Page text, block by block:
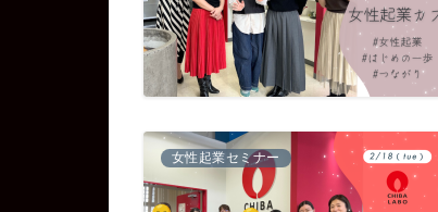
女性起業セミナー